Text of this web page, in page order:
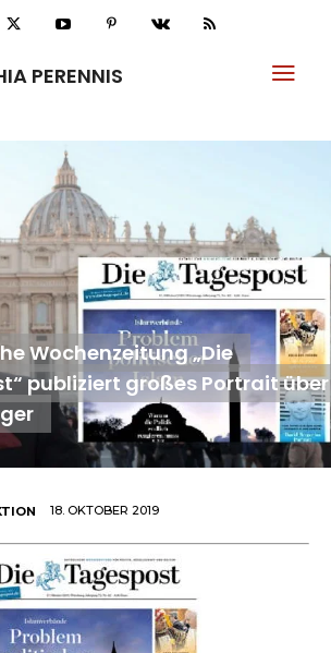
PERENNIS
Wochenzeitung „Die
publiziert großes Portrait über
18. OKTOBER 2019